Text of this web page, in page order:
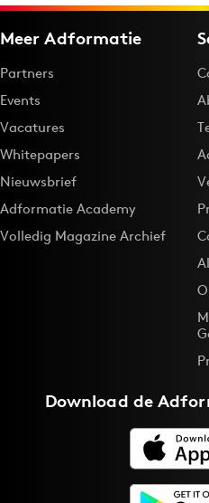
Meer Adformatie
Partners
Events
Vacatures
Whitepapers
Nieuwsbrief
Adformatie Academy
Volledig Magazine Archief
Download de